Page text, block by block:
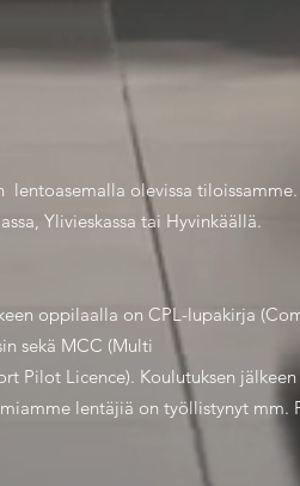
lentoasemalla olevissa
Ylivieskassa tai Hyvinkäällä.
oppilaalla on CPL-lupakirja
sekä MCC (Multi
Pilot Licence). Koulutuksen
lentäjiä on työllistynyt mm.